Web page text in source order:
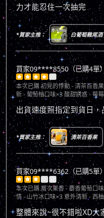
力才能忍住一次抽完
*買家主推： 白葡萄雞尾酒
買家09****8550（已購4單
    
本次已購初見的悸動 - 清茶百香
新 - 葡萄柚口味×3 酸甜誘惑 - 莓
出貨速度照指定到貨日，
*買家主推： 清茶百香果
買家09****6362（已購5單
    
本次已購層次果香 - 麝香葡萄口
情 - 山竹冰口味×3 意外清新 - 西
整體來說~很不錯啦XD大